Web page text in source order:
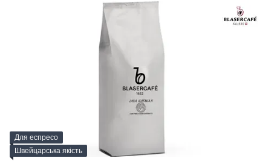
Для еспресо
Швейцарська якість